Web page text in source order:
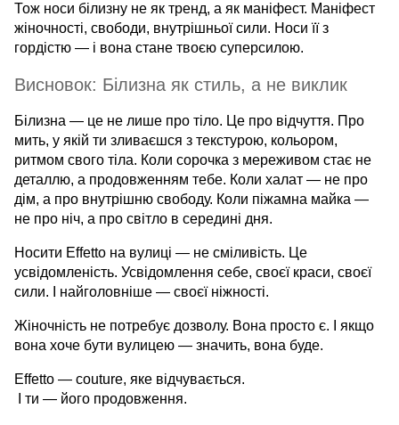
Тож носи білизну не як тренд, а як маніфест. Маніфест
жіночності, свободи, внутрішньої сили. Носи її з
гордістю — і вона стане твоєю суперсилою.
Висновок: Білизна як стиль, а не виклик
Білизна — це не лише про тіло. Це про відчуття. Про
мить, у якій ти зливаєшся з текстурою, кольором,
ритмом свого тіла. Коли сорочка з мереживом стає не
деталлю, а продовженням тебе. Коли халат — не про
дім, а про внутрішню свободу. Коли піжамна майка —
не про ніч, а про світло в середині дня.
Носити Effetto на вулиці — не сміливість. Це
усвідомленість. Усвідомлення себе, своєї краси, своєї
сили. І найголовніше — своєї ніжності.
Жіночність не потребує дозволу. Вона просто є. І якщо
вона хоче бути вулицею — значить, вона буде.
Effetto — couture, яке відчувається.
І ти — його продовження.